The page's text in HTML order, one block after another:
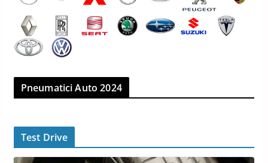
Pneumatici Auto 2024
Test Drive